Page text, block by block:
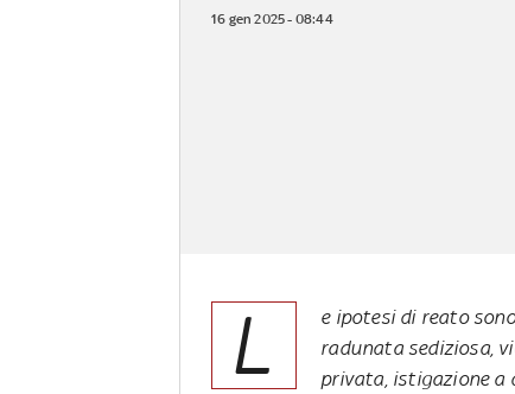
16 gen 2025 - 08:44
L
e ipotesi di reato
radunata sediziosa,
privata, istigazione a